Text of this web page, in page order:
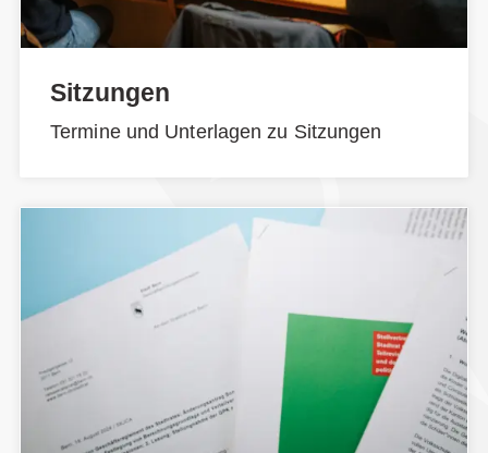
Sitzungen
Termine und Unterlagen zu Sitzungen